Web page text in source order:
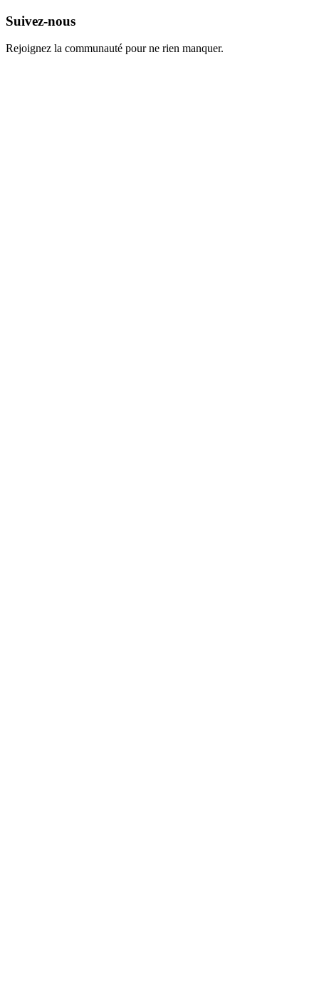
Suivez-nous
Rejoignez la communauté pour ne rien manquer.